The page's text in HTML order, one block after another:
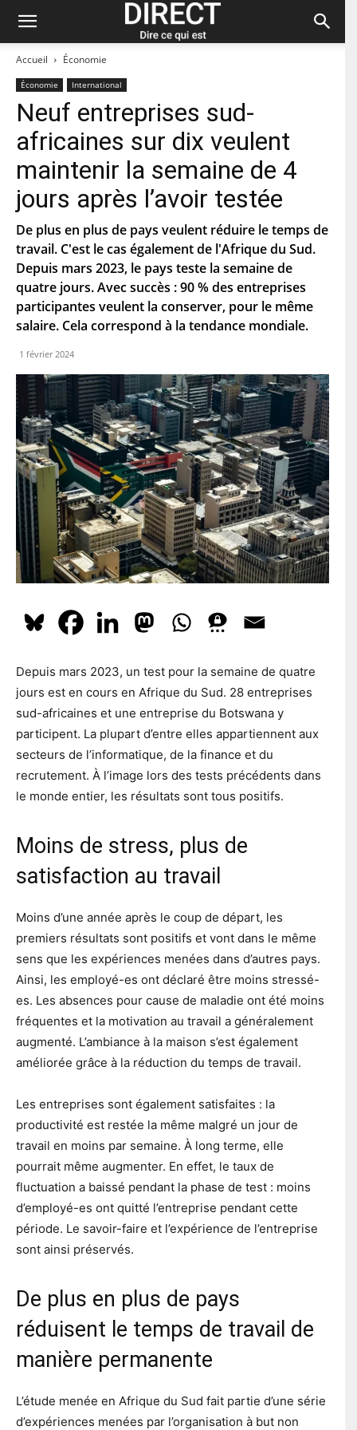
Accueil Économie
Économie International
Neuf entreprises sud-
africaines sur dix veulent
maintenir la semaine de 4
jours après l’avoir testée
De plus en plus de pays veulent réduire le temps de
travail. C'est le cas également de l'Afrique du Sud.
Depuis mars 2023, le pays teste la semaine de
quatre jours. Avec succès : 90 % des entreprises
participantes veulent la conserver, pour le même
salaire. Cela correspond à la tendance mondiale.
1 février 2024
Depuis mars 2023, un test pour la semaine de quatre
jours est en cours en Afrique du Sud. 28 entreprises
sud-africaines et une entreprise du Botswana y
participent. La plupart d’entre elles appartiennent aux
secteurs de l’informatique, de la finance et du
recrutement. À l’image lors des tests précédents dans
le monde entier, les résultats sont tous positifs.
Moins de stress, plus de
satisfaction au travail
Moins d’une année après le coup de départ, les
premiers résultats sont positifs et vont dans le même
sens que les expériences menées dans d’autres pays.
Ainsi, les employé-es ont déclaré être moins stressé-
es. Les absences pour cause de maladie ont été moins
fréquentes et la motivation au travail a généralement
augmenté. L’ambiance à la maison s’est également
améliorée grâce à la réduction du temps de travail.
Les entreprises sont également satisfaites : la
productivité est restée la même malgré un jour de
travail en moins par semaine. À long terme, elle
pourrait même augmenter. En effet, le taux de
fluctuation a baissé pendant la phase de test : moins
d’employé-es ont quitté l’entreprise pendant cette
période. Le savoir-faire et l’expérience de l’entreprise
sont ainsi préservés.
De plus en plus de pays
réduisent le temps de travail de
manière permanente
L’étude menée en Afrique du Sud fait partie d’une série
d’expériences menées par l’organisation à but non
Restez à jour et abonnez-vous à notre
newsletter « direct ».
r
é
n
o
m
N
o
m
d
e
f
a
m
i
l
e
C
o
u
r
r
e
*
C
d
e
p
a
l
En t'inscrivant à la newsletter, tu acceptes que le PS te tienne
au courant de l'actualité. Pour en savoir plus, cliquezici.
S'ABONNER